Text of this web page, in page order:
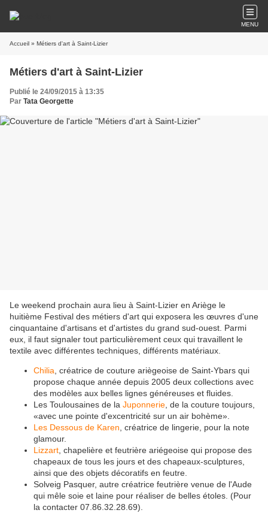
MENU
Accueil » Métiers d'art à Saint-Lizier
Métiers d'art à Saint-Lizier
Publié le 24/09/2015 à 13:35
Par Tata Georgette
Le weekend prochain aura lieu à Saint-Lizier en Ariège le
huitième Festival des métiers d'art qui exposera les œuvres d'une
cinquantaine d'artisans et d'artistes du grand sud-ouest. Parmi
eux, il faut signaler tout particulièrement ceux qui travaillent le
textile avec différentes techniques, différents matériaux.
Chilia , créatrice de couture ariègeoise de Saint-Ybars qui
propose chaque année depuis 2005 deux collections avec
des modèles aux belles lignes généreuses et fluides.
Les Toulousaines de la Juponnerie , de la couture toujours,
«avec une pointe d'excentricité sur un air bohème».
Les Dessous de Karen , créatrice de lingerie, pour la note
glamour.
Lizzart , chapelière et feutrière ariégeoise qui propose des
chapeaux de tous les jours et des chapeaux-sculptures,
ainsi que des objets décoratifs en feutre.
Solveig Pasquer, autre créatrice feutrière venue de l'Aude
qui mêle soie et laine pour réaliser de belles étoles. (Pour
la contacter 07.86.32.28.69).